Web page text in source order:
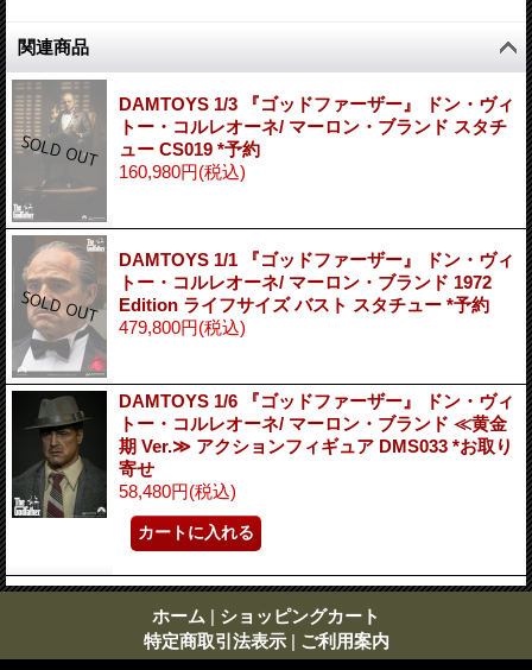
関連商品
DAMTOYS 1/3 『ゴッドファーザー』 ドン・ヴィ
トー・コルレオーネ/ マーロン・ブランド スタチ
ュー CS019 *予約
160,980円(税込)
DAMTOYS 1/1 『ゴッドファーザー』 ドン・ヴィ
トー・コルレオーネ/ マーロン・ブランド 1972
Edition ライフサイズ バスト スタチュー *予約
479,800円(税込)
DAMTOYS 1/6 『ゴッドファーザー』 ドン・ヴィ
トー・コルレオーネ/ マーロン・ブランド ≪黄金
期 Ver.≫ アクションフィギュア DMS033 *お取り
寄せ
58,480円(税込)
ホーム | ショッピングカート
特定商取引法表示 | ご利用案内